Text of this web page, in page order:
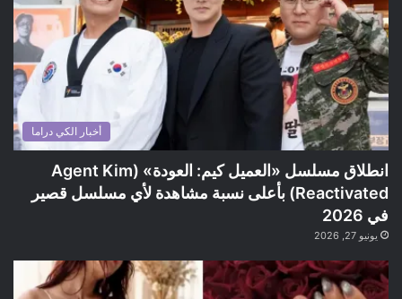
أخبار الكي دراما
انطلاق مسلسل «العميل كيم: العودة» (Agent Kim
Reactivated) بأعلى نسبة مشاهدة لأي مسلسل قصير
في 2026
يونيو 27, 2026